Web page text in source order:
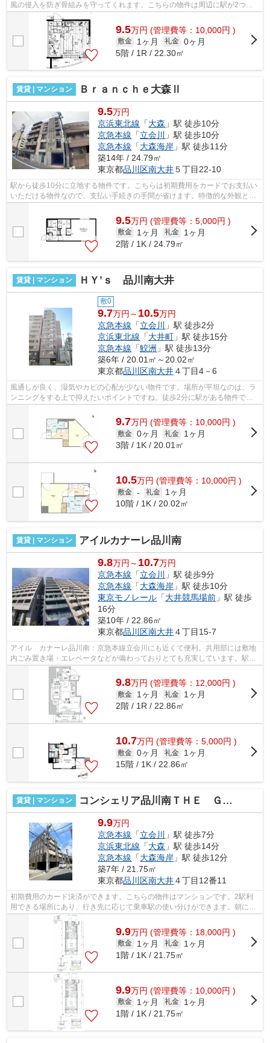
風の侵入を防ぎ骨組みを守ってくれます。こちらの物件は周辺に駅が2つあ
るので電車へのアクセスが便利な物件で...
9.5万円 (管理費等：10,000円 )
敷金 1ヶ月 礼金 0ヶ月
5階 / 1R / 22.30㎡
賃貸 | マンション Ｂｒａｎｃｈｅ大森Ⅱ
9.5万円
京浜東北線 「大森 」駅 徒歩10分
京急本線 「立会川
」駅 徒歩10分
京急本線 「大森海岸 」駅 徒歩11分
築14年 / 24.79㎡
東京都品川区南大井５丁目22-10
駅から徒歩10分に立地する物件です。こちらは初期費用をカードでお支払い
いただける物件なので、支払い手続きの手間が省けます。特徴的な外観と洗
9.5万円 (管理費等：5,000円 )
敷金 1ヶ月 礼金
1ヶ月
2階 / 1K / 24.79㎡
賃貸 | マンション ＨＹ’ｓ 品川南大井
敷0
9.7万円～ 10.5万円
京急本線 「立会川
」駅 徒歩2分
京浜東北線 「大井町 」駅 徒歩15分
京急本線 「鮫洲 」駅 徒歩13分
築6年 / 20.01㎡～20.02㎡
東京都品川区南大井４丁目4－6
風通しが良く、湿気やカビの心配が少ない物件です。場所が平坦なのは、ラ
ンニングをする上で抑えたいポイントですね。徒歩2分に駅がある物件で
す。2駅利用可能なアクセスの良い物件で...
9.7万円 (管理費等：10,000円 )
敷金 0ヶ月 礼金
1ヶ月
3階 / 1K / 20.01㎡
10.5万円 (管理費等：10,000円 )
敷金 - 礼金
1ヶ月
10階 / 1K / 20.02㎡
賃貸 | マンション アイルカナーレ品川南
9.8万円～ 10.7万円
京急本線 「立会川
」駅 徒歩9分
京急本線 「大森海岸 」駅 徒歩10分
東京モノレール 「大井競馬場前 」駅 徒歩
16分
築10年 / 22.86㎡
東京都品川区南大井４丁目15-7
アイル カナーレ品川南：京急本線立会川にも近くて便利。共用部には敷地
内ごみ置き場・エレベータなどが備わっておりとても充実しています。駅ま
で徒歩9分なので、アクセスの良い物件...
9.8万円 (管理費等：12,000円 )
敷金 1ヶ月 礼金
1ヶ月
2階 / 1R / 22.86㎡
10.7万円 (管理費等：5,000円 )
敷金 0ヶ月 礼金
1ヶ月
15階 / 1K / 22.86㎡
賃貸 | マンション コンシェリア品川南ＴＨＥ ＧＲＡＮＤ ＲＥＳＩＤＥＮＣＥ
9.9万円
京急本線 「立会川
」駅 徒歩7分
京浜東北線 「大森 」駅 徒歩14分
京急本線 「大森海岸 」駅 徒歩12分
築7年 / 21.75㎡
東京都品川区南大井４丁目12番11
初期費用のカード決済ができます。こちらの物件はマンションです。2駅利
用できる場所にあり、行き先に応じて乗車駅の使い分けができます。朝に慌
てることなく行動するために駅から徒歩...
9.9万円 (管理費等：18,000円 )
敷金 1ヶ月 礼金
1ヶ月
1階 / 1K / 21.75㎡
9.9万円 (管理費等：10,000円 )
敷金 1ヶ月 礼金
1ヶ月
1階 / 1K / 21.75㎡